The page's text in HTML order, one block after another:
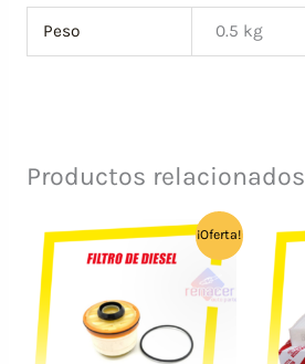
INYECTORES
cantidad
Peso 0.5 kg
Productos relacionados
¡Oferta!